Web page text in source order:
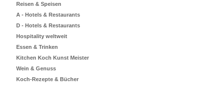
Reisen & Speisen
A - Hotels & Restaurants
D - Hotels & Restaurants
Hospitality weltweit
Essen & Trinken
Kitchen Koch Kunst Meister
Wein & Genuss
Koch-Rezepte & Bücher